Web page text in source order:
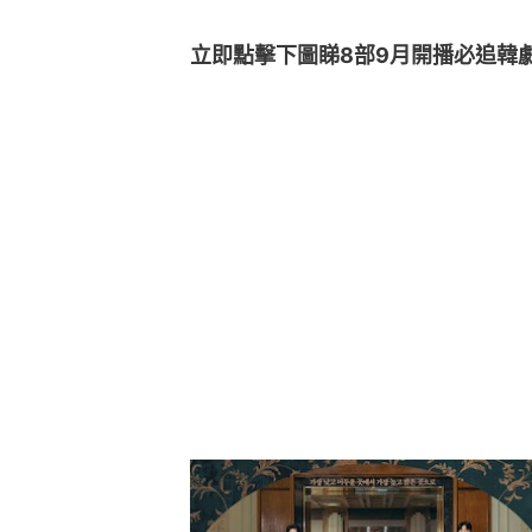
立即點擊下圖睇8部9月開播必追韓